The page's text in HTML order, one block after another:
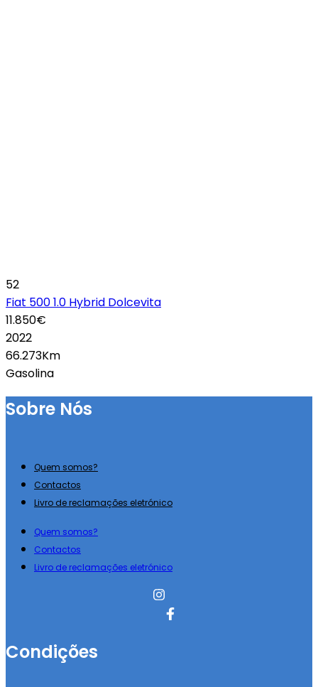
52
Fiat 500 1.0 Hybrid Dolcevita
11.850€
2022
66.273Km
Gasolina
Sobre Nós
Quem somos?
Contactos
Livro de reclamações eletrónico
Quem somos?
Contactos
Livro de reclamações eletrónico
Condições